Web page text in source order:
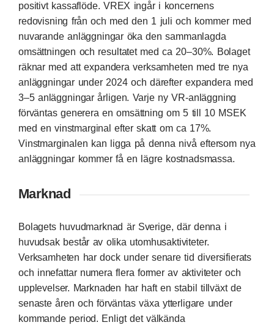
positivt kassaflöde. VREX ingår i koncernens
redovisning från och med den 1 juli och kommer med
nuvarande anläggningar öka den sammanlagda
omsättningen och resultatet med ca 20–30%. Bolaget
räknar med att expandera verksamheten med tre nya
anläggningar under 2024 och därefter expandera med
3–5 anläggningar årligen. Varje ny VR-anläggning
förväntas generera en omsättning om 5 till 10 MSEK
med en vinstmarginal efter skatt om ca 17%.
Vinstmarginalen kan ligga på denna nivå eftersom nya
anläggningar kommer få en lägre kostnadsmassa.
Marknad
Bolagets huvudmarknad är Sverige, där denna i
huvudsak består av olika utomhusaktiviteter.
Verksamheten har dock under senare tid diversifierats
och innefattar numera flera former av aktiviteter och
upplevelser. Marknaden har haft en stabil tillväxt de
senaste åren och förväntas växa ytterligare under
kommande period. Enligt det välkända